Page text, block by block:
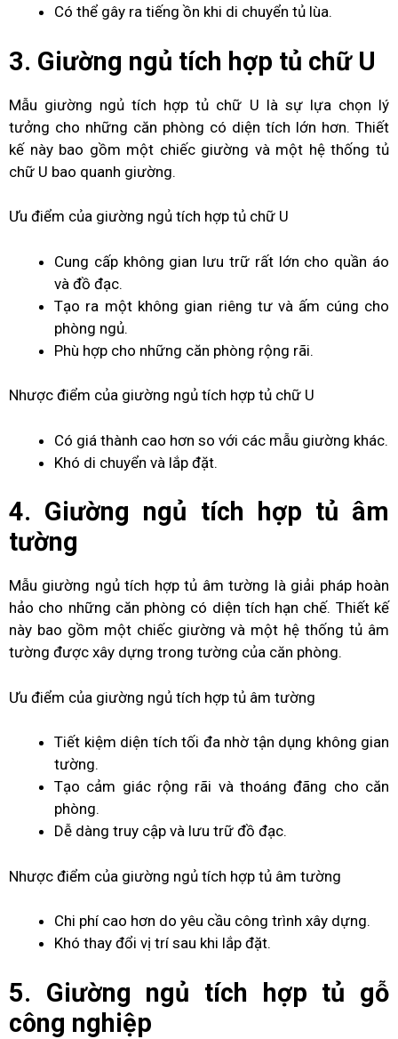
Có thể gây ra tiếng ồn khi di chuyển tủ lùa.
3. Giường ngủ tích hợp tủ chữ U
Mẫu giường ngủ tích hợp tủ chữ U là sự lựa chọn lý
tưởng cho những căn phòng có diện tích lớn hơn. Thiết
kế này bao gồm một chiếc giường và một hệ thống tủ
chữ U bao quanh giường.
Ưu điểm của giường ngủ tích hợp tủ chữ U
Cung cấp không gian lưu trữ rất lớn cho quần áo
và đồ đạc.
Tạo ra một không gian riêng tư và ấm cúng cho
phòng ngủ.
Phù hợp cho những căn phòng rộng rãi.
Nhược điểm của giường ngủ tích hợp tủ chữ U
Có giá thành cao hơn so với các mẫu giường khác.
Khó di chuyển và lắp đặt.
4. Giường ngủ tích hợp tủ âm
tường
Mẫu giường ngủ tích hợp tủ âm tường là giải pháp hoàn
hảo cho những căn phòng có diện tích hạn chế. Thiết kế
này bao gồm một chiếc giường và một hệ thống tủ âm
tường được xây dựng trong tường của căn phòng.
Ưu điểm của giường ngủ tích hợp tủ âm tường
Tiết kiệm diện tích tối đa nhờ tận dụng không gian
tường.
Tạo cảm giác rộng rãi và thoáng đãng cho căn
phòng.
Dễ dàng truy cập và lưu trữ đồ đạc.
Nhược điểm của giường ngủ tích hợp tủ âm tường
Chi phí cao hơn do yêu cầu công trình xây dựng.
Khó thay đổi vị trí sau khi lắp đặt.
5. Giường ngủ tích hợp tủ gỗ
công nghiệp